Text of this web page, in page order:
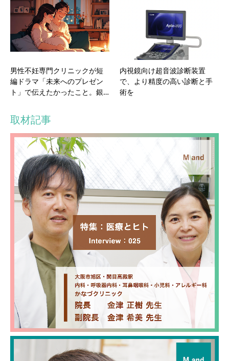
男性不妊専門クリニックが短
編ドラマ「未来へのプレゼン
ト」で伝えたかったこと。銀…
内視鏡向け超音波診断装置
で、より精度の高い診断と手
術を
取材記事